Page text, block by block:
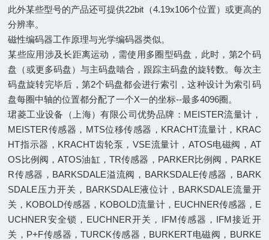
此外某些型号的产品还可提供22bit（4.19x106个位置）或更高的
分辨率。
磁性编码器工作原理与光学编码器类似。
某些应用涉及长距离运动，需使用多圈型码盘，此时，第2个码
盘（或更多码盘）与主码盘啮合，跟踪主码盘的旋转数。每次主
码盘旋转完毕后，第2个码盘都会进行索引，这种设计为索引码
盘每圈中轴的位置都分配了一个X一的坐标--最多4096圈。
珺菱工业设备（上海）有限公司优势品牌：MEISTER流量计，
MEISTER传感器，MTS位移传感器，KRACHT流量计，KRAC
HT指示器，KRACHT齿轮泵，VSE流量计，ATOS电磁阀，AT
OS比例阀，ATOS油缸，TR传感器，PARKER比例阀，PARKE
R传感器，BARKSDALE溢流阀，BARKSDALE传感器，BARK
SDALE压力开关，BARKSDALE液位计，BARKSDALE流量开
关，KOBOLD传感器，KOBOLD流量计，EUCHNER传感器，E
UCHNER安全锁，EUCHNER开关，IFM传感器，IFM接近开
关，P+F传感器，TURCK传感器，BURKERT电磁阀，BURKE